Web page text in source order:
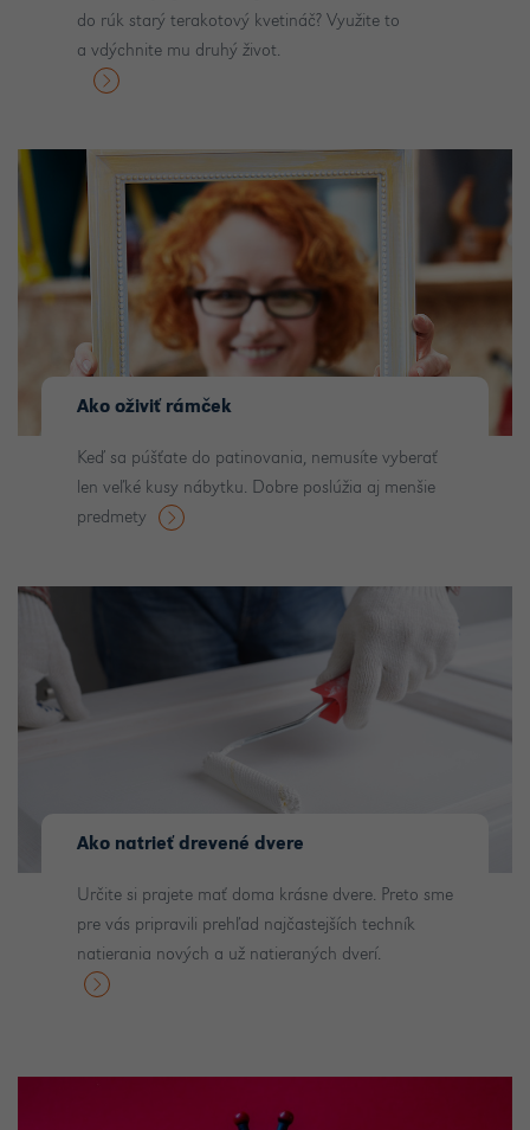
do rúk starý terakotový kvetináč? Využite to
a vdýchnite mu druhý život.
Ako oživiť rámček
Keď sa púšťate do patinovania, nemusíte vyberať
len veľké kusy nábytku. Dobre poslúžia aj menšie
predmety
Ako natrieť drevené dvere
Určite si prajete mať doma krásne dvere. Preto sme
pre vás pripravili prehľad najčastejších techník
natierania nových a už natieraných dverí.